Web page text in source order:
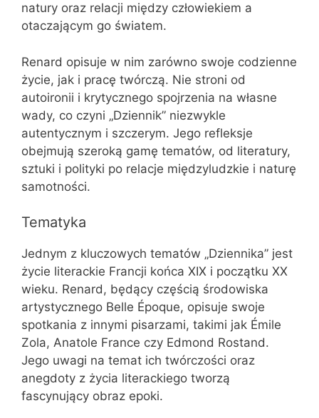
natury oraz relacji między człowiekiem a
otaczającym go światem.
Renard opisuje w nim zarówno swoje codzienne
życie, jak i pracę twórczą. Nie stroni od
autoironii i krytycznego spojrzenia na własne
wady, co czyni „Dziennik” niezwykle
autentycznym i szczerym. Jego refleksje
obejmują szeroką gamę tematów, od literatury,
sztuki i polityki po relacje międzyludzkie i naturę
samotności.
Tematyka
Jednym z kluczowych tematów „Dziennika” jest
życie literackie Francji końca XIX i początku XX
wieku. Renard, będący częścią środowiska
artystycznego Belle Époque, opisuje swoje
spotkania z innymi pisarzami, takimi jak Émile
Zola, Anatole France czy Edmond Rostand.
Jego uwagi na temat ich twórczości oraz
anegdoty z życia literackiego tworzą
fascynujący obraz epoki.